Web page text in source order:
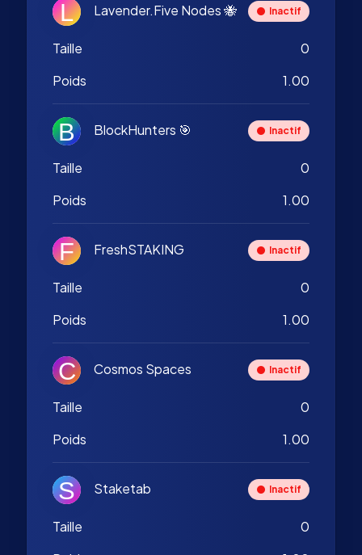
Lavender.Five Nodes 🐝 Inactif
Taille
0
Poids
1.00
BlockHunters 🎯 Inactif
Taille
0
Poids
1.00
FreshSTAKING Inactif
Taille
0
Poids
1.00
Cosmos Spaces Inactif
Taille
0
Poids
1.00
Staketab Inactif
Taille
0